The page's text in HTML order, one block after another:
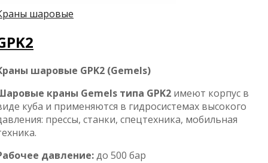
шаровые
шаровые GPK2 (Gemels)
краны Gemels типа GPK2 имеют корпус в
куба и применяются в гидросистемах высокого
прессы, станки, спецтехника, мобильная
давление:до 500 бар